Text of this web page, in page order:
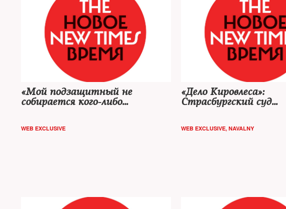
«Мой подзащитный не
собирается кого-либо
WEB EXCLUSIVE
«Дело Кировлеса»:
Страсбургский суд
Офицерова
WEB EXCLUSIVE, NAVALNY